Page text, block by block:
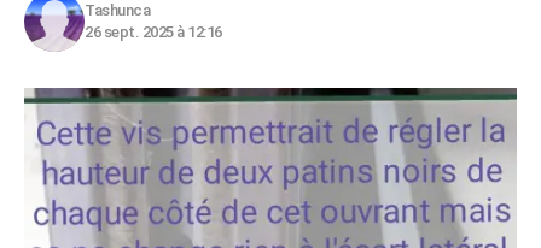
Tashunca
26 sept. 2025 à 12:16